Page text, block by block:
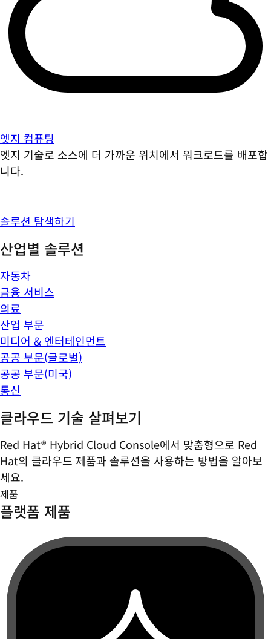
엣지 컴퓨팅
엣지 기술로 소스에 더 가까운 위치에서 워크로드를 배포합
니다.
솔루션 탐색하기
산업별 솔루션
자동차
금융 서비스
의료
산업 부문
미디어 & 엔터테인먼트
공공 부문(글로벌)
공공 부문(미국)
통신
클라우드 기술 살펴보기
Red Hat® Hybrid Cloud Console에서 맞춤형으로 Red
Hat의 클라우드 제품과 솔루션을 사용하는 방법을 알아보
세요.
제품
플랫폼 제품